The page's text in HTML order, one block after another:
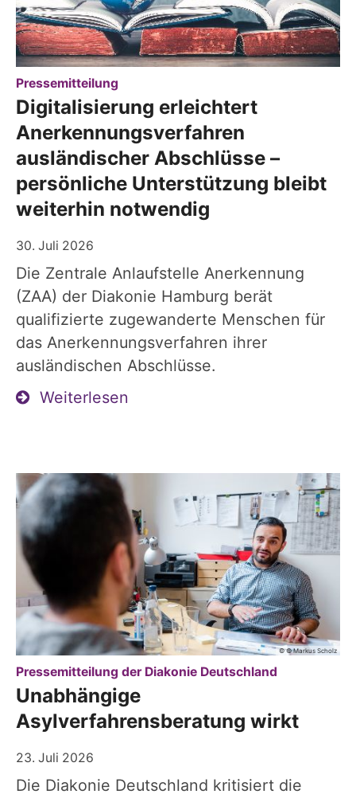
Pressemitteilung
Digitalisierung erleichtert
Anerkennungsverfahren
ausländischer Abschlüsse –
persönliche Unterstützung bleibt
weiterhin notwendig
30. Juli 2026
Die Zentrale Anlaufstelle Anerkennung
(ZAA) der Diakonie Hamburg berät
qualifizierte zugewanderte Menschen für
das Anerkennungsverfahren ihrer
ausländischen Abschlüsse.
Weiterlesen
© © Markus Scholz
Pressemitteilung der Diakonie Deutschland
Unabhängige
Asylverfahrensberatung wirkt
23. Juli 2026
Die Diakonie Deutschland kritisiert die